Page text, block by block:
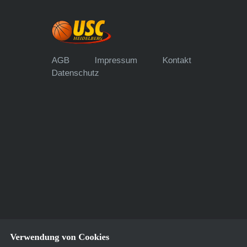
AGB Impressum
Kontakt
Datenschutz
Verwendung von Cookies